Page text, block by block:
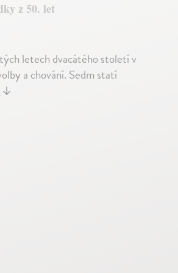
z 50. let
letech dvacátého století v
a chování. Sedm statí
↓